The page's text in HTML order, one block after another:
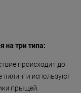
на три типа:
происходит до
пилинги используют
прыщей.